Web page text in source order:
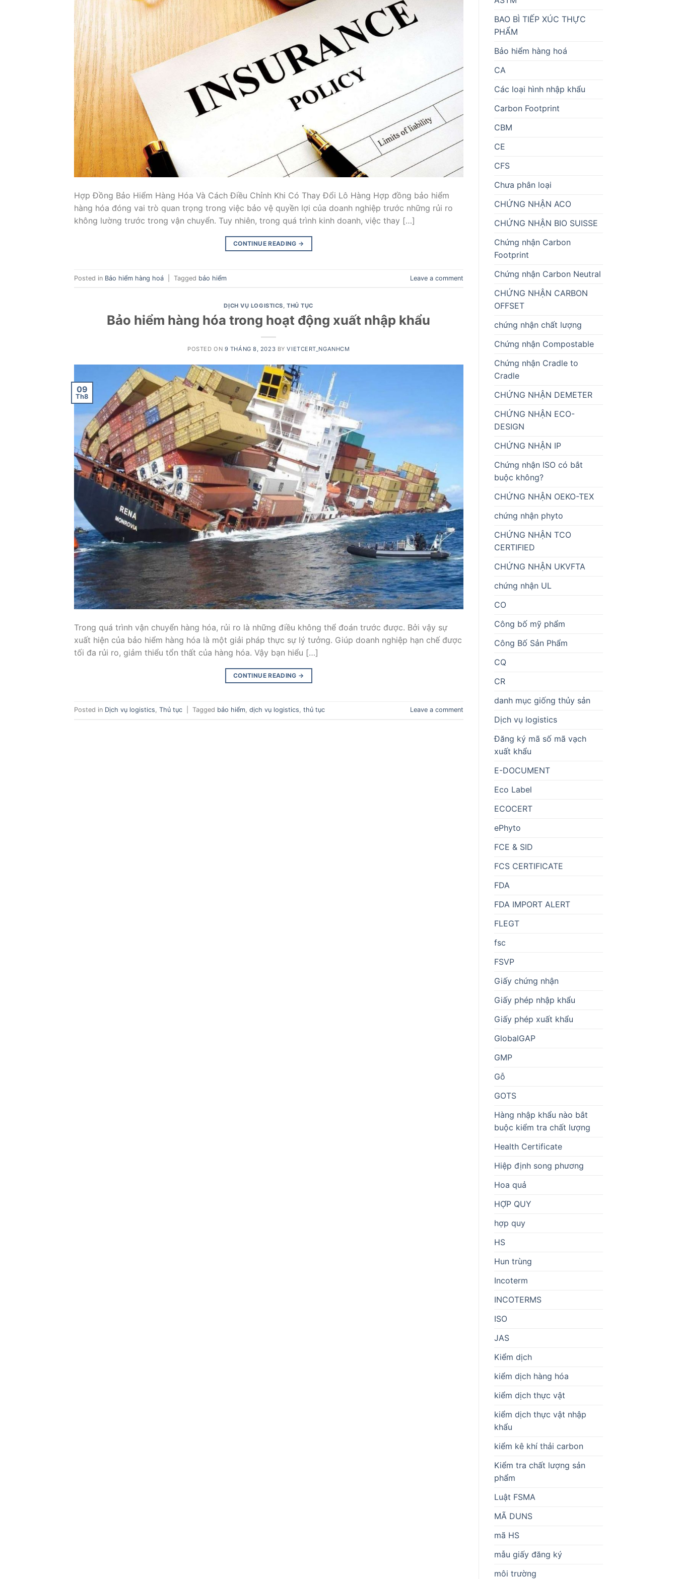
Hợp Đồng Bảo Hiểm Hàng Hóa Và Cách Điều Chỉnh Khi Có Thay Đổi Lô Hàng Hợp đồng bảo hiểm
hàng hóa đóng vai trò quan trọng trong việc bảo vệ quyền lợi của doanh nghiệp trước những rủi ro
không lường trước trong vận chuyển. Tuy nhiên, trong quá trình kinh doanh, việc thay […]
CONTINUE READING →
Posted in Bảo hiểm hàng hoá Tagged bảo hiểm Leave a comment
DỊCH VỤ LOGISTICS,THỦ TỤC
Bảo hiểm hàng hóa trong hoạt động xuất nhập khẩu
POSTED ON 9 THÁNG 8, 2023 BYVIETCERT_NGANHCM
09
Th8
Trong quá trình vận chuyển hàng hóa, rủi ro là những điều không thể đoán trước được. Bởi vậy sự
xuất hiện của bảo hiểm hàng hóa là một giải pháp thực sự lý tưởng. Giúp doanh nghiệp hạn chế được
tối đa rủi ro, giảm thiểu tổn thất của hàng hóa. Vậy bạn hiểu […]
CONTINUE READING →
Posted in Dịch vụ logistics, Thủ tục Tagged bảo hiểm, dịch vụ logistics, thủ tục Leave a comment
BAO BÌ TIẾP XÚC THỰC
PHẨM
Bảo hiểm hàng hoá
CA
Các loại hình nhập khẩu
Carbon Footprint
CBM
CE
CFS
Chưa phân loại
CHỨNG NHẬN ACO
CHỨNG NHẬN BIO SUISSE
Chứng nhận Carbon
Footprint
Chứng nhận Carbon Neutral
CHỨNG NHẬN CARBON
OFFSET
chứng nhận chất lượng
Chứng nhận Compostable
Chứng nhận Cradle to
Cradle
CHỨNG NHẬN DEMETER
CHỨNG NHẬN ECO-
DESIGN
CHỨNG NHẬN IP
Chứng nhận ISO có bắt
buộc không?
CHỨNG NHẬN OEKO-TEX
chứng nhận phyto
CHỨNG NHẬN TCO
CERTIFIED
CHỨNG NHẬN UKVFTA
chứng nhận UL
CO
Công bố mỹ phẩm
Công Bố Sản Phẩm
CQ
CR
danh mục giống thủy sản
Dịch vụ logistics
Đăng ký mã số mã vạch
xuất khẩu
E-DOCUMENT
Eco Label
ECOCERT
ePhyto
FCE & SID
FCS CERTIFICATE
FDA
FDA IMPORT ALERT
FLEGT
fsc
FSVP
Giấy chứng nhận
Giấy phép nhập khẩu
Giấy phép xuất khẩu
GlobalGAP
GMP
Gỗ
GOTS
Hàng nhập khẩu nào bắt
buộc kiểm tra chất lượng
Health Certificate
Hiệp định song phương
Hoa quả
HỢP QUY
hợp quy
HS
Hun trùng
Incoterm
INCOTERMS
ISO
JAS
Kiểm dịch
kiểm dịch hàng hóa
kiểm dịch thực vật
kiểm dịch thực vật nhập
khẩu
kiểm kê khí thải carbon
Kiểm tra chất lượng sản
phẩm
Luật FSMA
MÃ DUNS
mã HS
mẫu giấy đăng ký
môi trường